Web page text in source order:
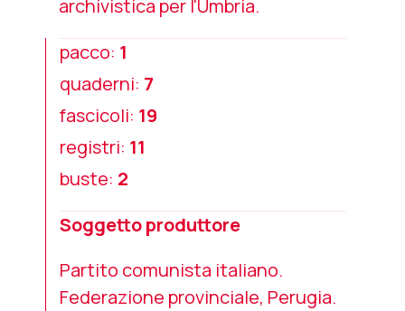
archivistica per l'Umbria.
pacco: 1
quaderni: 7
fascicoli: 19
registri: 11
buste: 2
Soggetto produttore
Partito comunista italiano.
Federazione provinciale, Perugia.